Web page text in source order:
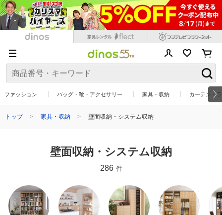
ファッション バッグ・靴・アクセサリー 家具・収納 カーテン・
トップ 家具・収納 壁面収納・システム収納
壁面収納・システム収納
286 件